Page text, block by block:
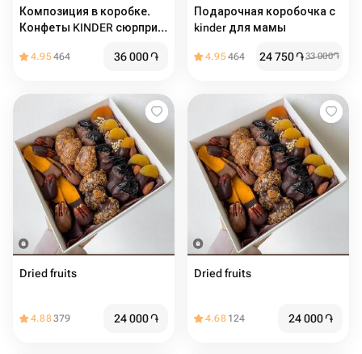
Композиция в коробке.
Конфеты KINDER сюрприз,
чупа-чупс и Хлопок (M)
4.95464 36 000֏
Подарочная коробочка с
kinder для мамы
4.95464 24 750֏33 000֏
Dried fruits
4.88379 24 000֏
Dried fruits
4.68 124 24 000֏